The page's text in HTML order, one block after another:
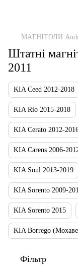
МАГНІТОЛИ
Штатні
2011
KIA Ceed 2012-2018
KIA Rio 2015-2018
KIA Cerato 2012-
KIA Carens 2006-
KIA Soul 2013-2019
KIA Sorento 2009-
KIA Sorento 2015
KIA Borrego
Фільтр